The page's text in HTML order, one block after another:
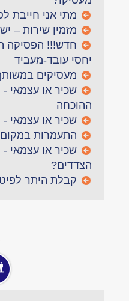
מתי אני חייבת
מזמין שירות –
חדש!!! הפסיקה
יחסי עובד-מעביד
מעסיקים
שכיר או עצמאי
ההוכחה
שכיר או עצמאי
התעמרות
שכיר או עצמאי -
הצדדים?
קבלת היתר